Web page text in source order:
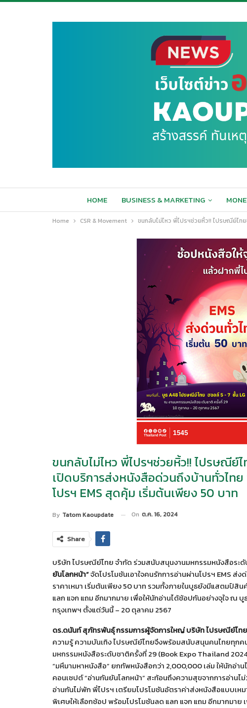
HOME BUSINESS & MARKETING
Home CSR & Movement ขนกลับไม่ไหว พี่ไปรฯช่วยหิ้ว!! ไปรษณีย์ไท
ขนกลับไม่ไหว พี่ไปรฯช่วยหิ้ว!! ไปรษณีย์
เปิดบริการส่งหนังสือด่วนถึงบ้านทั่วไท
โปรฯ EMS สุดคุ้ม เริ่มต้นเพียง 50 บาท
By Tatom Kaoupdate On ต.ค. 16, 2024
Share
บริษัท ไปรษณีย์ไทย จำกัด ร่วมสนับสนุนงานมหกรรมหนังสือระ
ยันโลกหน้า”จัดโปรโมชันเอาใจคนรักการอ่านผ่านโปรฯ EMS ส่
ราคาเหมา เริ่มต้นเพียง 50 บาท รวมทั้งภายในบูธยังมีแสตมป์สิ
แลก แจก แถม อีกมากมาย เพื่อให้นักอ่านได้ช้อปกันอย่างจุใจ ณ
กรุงเทพฯ ตั้งแต่วันนี้ – 20 ตุลาคม 2567
ดร.ดนันท์ สุภัทรพันธุ์ กรรมการผู้จัดการใหญ่ บริษัท ไปรษณีย์ไท
ความรู้ ความบันเทิง ไปรษณีย์ไทยจึงพร้อมสนับสนุนคนไทยทุกคน
มหกรรมหนังสือระดับชาติครั้งที่ 29 (Book Expo Thailand
“มหึมามหาหนังสือ” ยกทัพหนังสือกว่า 2,000,000 เล่ม ให้นักอ่
คอนเซปต์ “อ่านกันยันโลกหน้า” สะท้อนถึงความสุขจากการอ่านไ
อ่านกันไม่พัก พี่ไปรฯ เตรียมโปรโมชันอัตราค่าส่งหนังสือแบบเ
พิเศษให้เลือกช้อป พร้อมโปรโมชันลด แลก แจก แถม อีกมากมาย